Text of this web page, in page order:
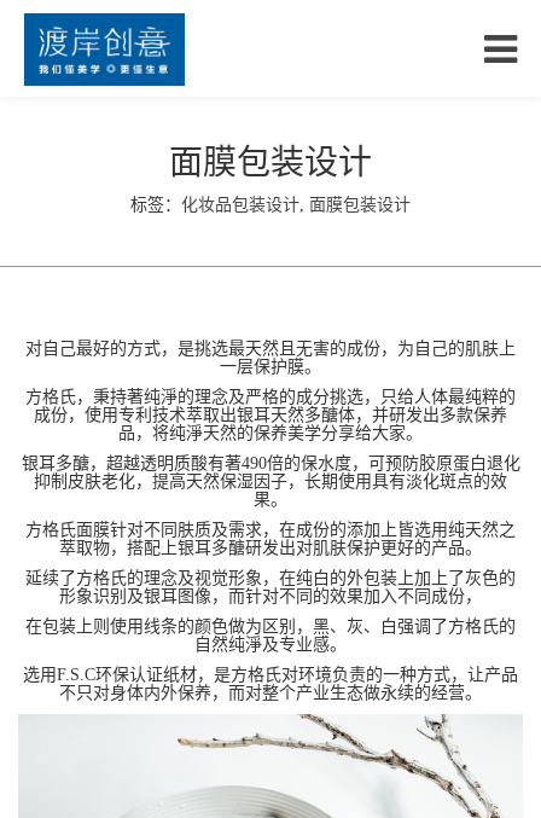
面膜包装设计
标签： 化妆品包装设计, 面膜包装设计
对自己最好的方式，是挑选最天然且无害的成份，为自己的肌肤上
一层保护膜。
方格氏，秉持著纯淨的理念及严格的成分挑选，只给人体最纯粹的
成份，使用专利技术萃取出银耳天然多醣体，并研发出多款保养
品，将纯淨天然的保养美学分享给大家。
银耳多醣，超越透明质酸有著490倍的保水度，可预防胶原蛋白退化
抑制皮肤老化，提高天然保湿因子，长期使用具有淡化斑点的效
果。
方格氏面膜针对不同肤质及需求，在成份的添加上皆选用纯天然之
萃取物，搭配上银耳多醣研发出对肌肤保护更好的产品。
延续了方格氏的理念及视觉形象，在纯白的外包装上加上了灰色的
形象识别及银耳图像，而针对不同的效果加入不同成份，
在包装上则使用线条的颜色做为区别，黑、灰、白强调了方格氏的
自然纯淨及专业感。
选用F.S.C环保认证纸材，是方格氏对环境负责的一种方式，让产品
不只对身体内外保养，而对整个产业生态做永续的经营。